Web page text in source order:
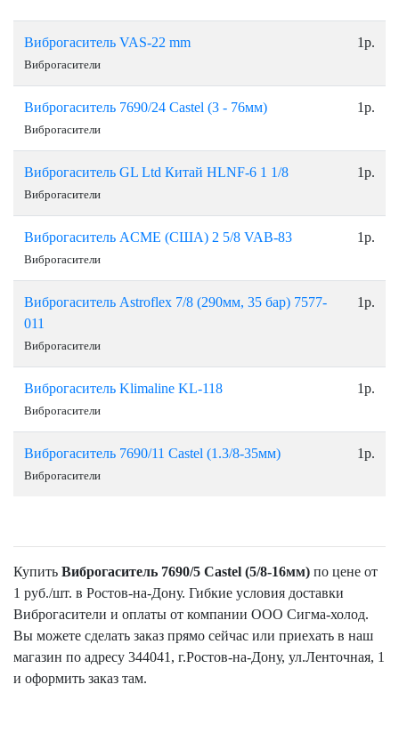
Виброгаситель VAS-22 mm
Виброгасители
1р.
Виброгаситель 7690/24 Castel (3 - 76мм)
Виброгасители
1р.
Виброгаситель GL Ltd Китай НLNF-6 1 1/8
Виброгасители
1р.
Виброгаситель ACME (США) 2 5/8 VAB-83
Виброгасители
1р.
Виброгаситель Astroflex 7/8 (290мм, 35 бар) 7577-
011
Виброгасители
1р.
Виброгаситель Klimaline KL-118
Виброгасители
1р.
Виброгаситель 7690/11 Castel (1.3/8-35мм)
Виброгасители
1р.
Купить Виброгаситель 7690/5 Castel (5/8-16мм) по цене от
1 руб./шт. в Ростов-на-Дону. Гибкие условия доставки
Виброгасители и оплаты от компании ООО Сигма-холод.
Вы можете сделать заказ прямо сейчас или приехать в наш
магазин по адресу 344041, г.Ростов-на-Дону, ул.Ленточная, 1
и оформить заказ там.